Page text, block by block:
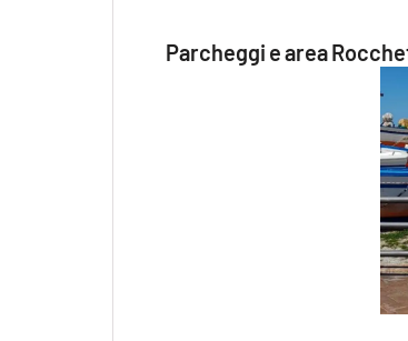
Parcheggi e area